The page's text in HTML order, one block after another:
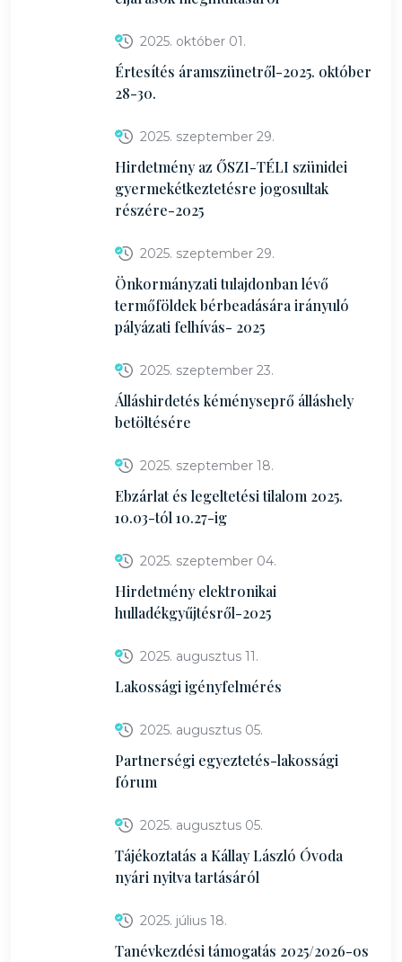
2025. október 01.
Értesítés áramszünetről-2025. október
28-30.
2025. szeptember 29.
Hirdetmény az ŐSZI-TÉLI szünidei
gyermekétkeztetésre jogosultak
részére-2025
2025. szeptember 29.
Önkormányzati tulajdonban lévő
termőföldek bérbeadására irányuló
pályázati felhívás- 2025
2025. szeptember 23.
Álláshirdetés kéményseprő álláshely
betöltésére
2025. szeptember 18.
Ebzárlat és legeltetési tilalom 2025.
10.03-tól 10.27-ig
2025. szeptember 04.
Hirdetmény elektronikai
hulladékgyűjtésről-2025
2025. augusztus 11.
Lakossági igényfelmérés
2025. augusztus 05.
Partnerségi egyeztetés-lakossági
fórum
2025. augusztus 05.
Tájékoztatás a Kállay László Óvoda
nyári nyitva tartásáról
2025. július 18.
Tanévkezdési támogatás 2025/2026-os